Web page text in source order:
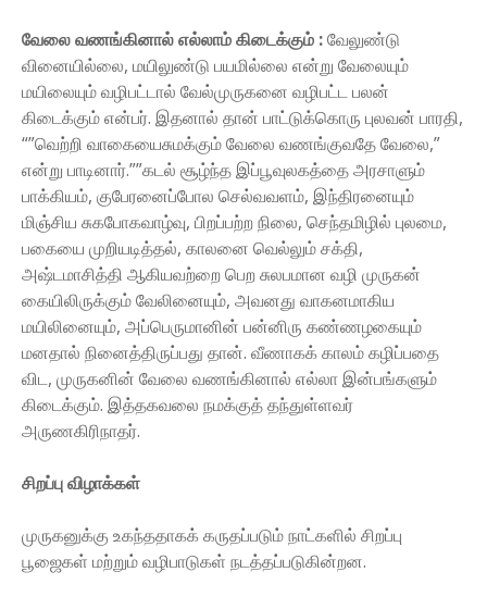
வேலை வணங்கினால் எல்லாம் கிடைக்கும் :வேலுண்டு
வினையில்லை, மயிலுண்டு பயமில்லை என்று வேலையும்
மயிலையும் வழிபட்டால் வேல்முருகனை வழிபட்ட பலன்
கிடைக்கும் என்பர். இதனால் தான் பாட்டுக்கொரு புலவன் பாரதி,
“”வெற்றி வாகையைசுமக்கும் வேலை வணங்குவதே வேலை,”
என்று பாடினார்.””கடல் சூழ்ந்த இப்பூவுலகத்தை அரசாளும்
பாக்கியம், குபேரனைப்போல செல்வவளம், இந்திரனையும்
மிஞ்சிய சுகபோகவாழ்வு, பிறப்பற்ற நிலை, செந்தமிழில் புலமை,
பகையை முறியடித்தல், காலனை வெல்லும் சக்தி,
அஷ்டமாசித்தி ஆகியவற்றை பெற சுலபமான வழி முருகன்
கையிலிருக்கும் வேலினையும், அவனது வாகனமாகிய
மயிலினையும், அப்பெருமானின் பன்னிரு கண்ணழகையும்
மனதால் நினைத்திருப்பது தான். வீணாகக் காலம் கழிப்பதை
விட, முருகனின் வேலை வணங்கினால் எல்லா இன்பங்களும்
கிடைக்கும். இத்தகவலை நமக்குத் தந்துள்ளவர்
அருணகிரிநாதர்.
சிறப்பு விழாக்கள்
முருகனுக்கு உகந்ததாகக் கருதப்படும் நாட்களில் சிறப்பு
பூஜைகள் மற்றும் வழிபாடுகள் நடத்தப்படுகின்றன.